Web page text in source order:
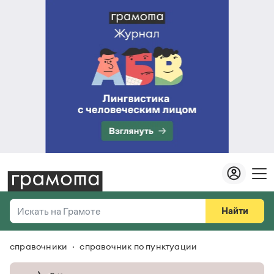
Искать на Грамоте
Справочная служба
Найти
Везде
справочники справочник по пунктуации